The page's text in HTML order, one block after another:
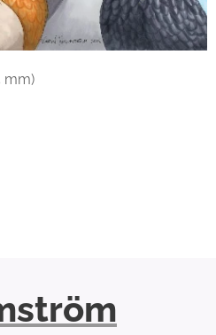
mm)